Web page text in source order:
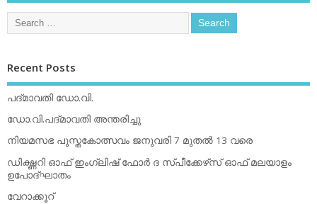
Recent Posts
പദ്മാവതി ഡോ.വി.
ഡോ.വി.പദ്മാവതി അന്തരിച്ചു
നിയമസഭ പുസ്തകോത്സവം ജനുവരി 7 മുതല്‍ 13 വരെ
ഡിക്ഷ്ണറി ഓഫ് ഇംഗ്ലിഷ് ഫോര്‍ ദ സ്പീക്കേഴ്‌സ് ഓഫ് മലയാളം
ഉപോദ്ഘാതം
വേറാക്കൂറ്